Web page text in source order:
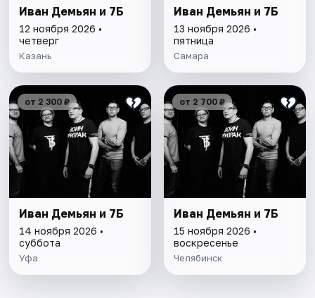
Иван Демьян и 7Б
12 ноября 2026 •
четверг
Казань
Иван Демьян и 7Б
13 ноября 2026 •
пятница
Самара
от 2 300 ₽
Иван Демьян и 7Б
14 ноября 2026 •
суббота
Уфа
от 2 700 ₽
Иван Демьян и 7Б
15 ноября 2026 •
воскресенье
Челябинск